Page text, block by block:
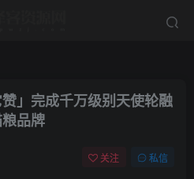
」完成千万级别天使轮融
品牌
关注 私信